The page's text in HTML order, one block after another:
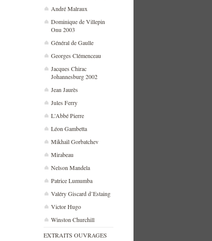
André Malraux
Dominique de Villepin
Onu 2003
Général de Gaulle
Georges Clémenceau
Jacques Chirac
Johannesburg 2002
Jean Jaurès
Jules Ferry
L'Abbé Pierre
Léon Gambetta
Mikhaïl Gorbatchev
Mirabeau
Nelson Mandela
Patrice Lumumba
Valéry Giscard d’Estaing
Victor Hugo
Winston Churchill
EXTRAITS OUVRAGES